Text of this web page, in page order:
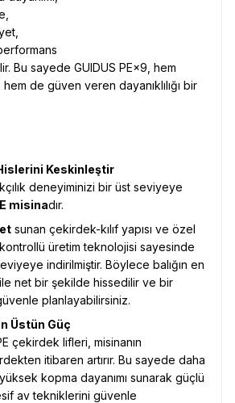
Bu sayede GUIDUS PE×9, hem
hem de güven veren dayanıklılığı bir
Keskinleştir
deneyiminizi bir üst seviyeye
misinadır.
sunan çekirdek-kılıf yapısı ve özel
üretim teknolojisi sayesinde
indirilmiştir. Böylece balığın en
net bir şekilde hissedilir ve bir
planlayabilirsiniz.
Üstün Güç
çekirdek lifleri, misinanın
itibaren artırır. Bu sayede daha
kopma dayanımı sunarak güçlü
av tekniklerini güvenle